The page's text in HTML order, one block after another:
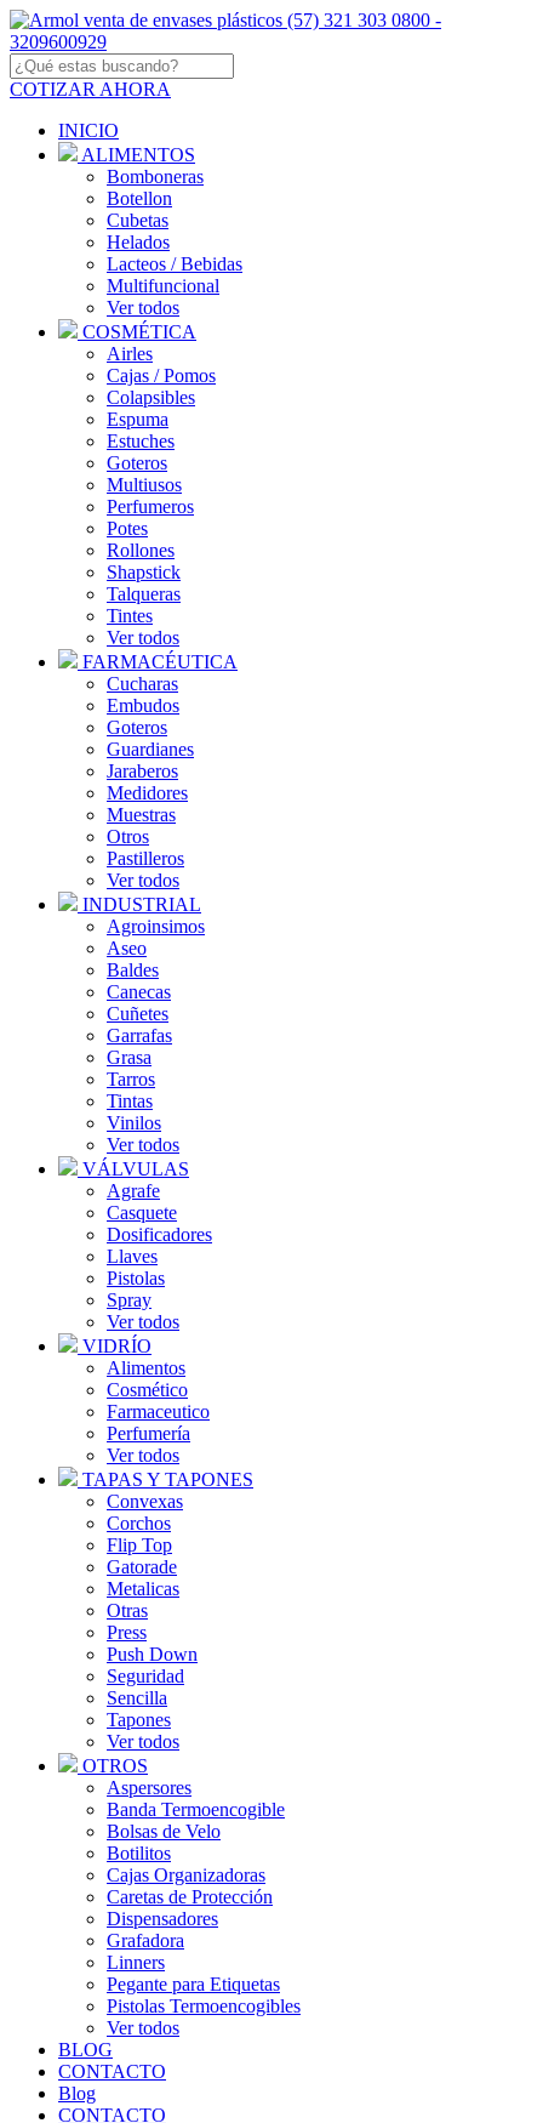
COTIZAR AHORA
INICIO
ALIMENTOS
Bomboneras
Botellon
Cubetas
Helados
Lacteos / Bebidas
Multifuncional
Ver todos
COSMÉTICA
Airles
Cajas / Pomos
Colapsibles
Espuma
Estuches
Goteros
Multiusos
Perfumeros
Potes
Rollones
Shapstick
Talqueras
Tintes
Ver todos
FARMACÉUTICA
Cucharas
Embudos
Goteros
Guardianes
Jaraberos
Medidores
Muestras
Otros
Pastilleros
Ver todos
INDUSTRIAL
Agroinsimos
Aseo
Baldes
Canecas
Cuñetes
Garrafas
Grasa
Tarros
Tintas
Vinilos
Ver todos
VÁLVULAS
Agrafe
Casquete
Dosificadores
Llaves
Pistolas
Spray
Ver todos
VIDRÍO
Alimentos
Cosmético
Farmaceutico
Perfumería
Ver todos
TAPAS Y TAPONES
Convexas
Corchos
Flip Top
Gatorade
Metalicas
Otras
Press
Push Down
Seguridad
Sencilla
Tapones
Ver todos
OTROS
Aspersores
Banda Termoencogible
Bolsas de Velo
Botilitos
Cajas Organizadoras
Caretas de Protección
Dispensadores
Grafadora
Linners
Pegante para Etiquetas
Pistolas Termoencogibles
Ver todos
BLOG
CONTACTO
Blog
CONTACTO